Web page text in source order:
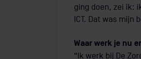
ging doen, zei ik:
ICT. Dat was mijn
Waar werk je nu
“Ik werk bij De